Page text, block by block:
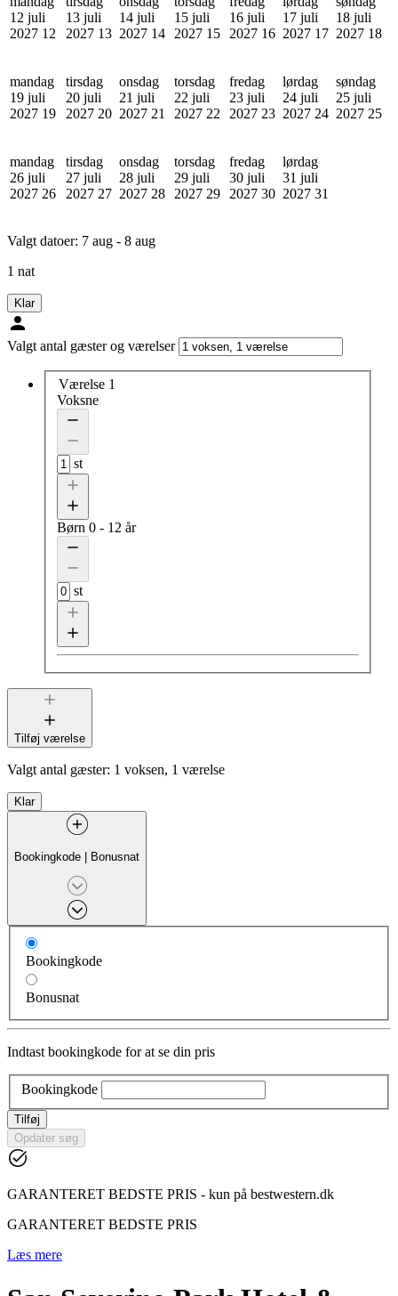
12 juli
2027 12
13 juli
2027 13
14 juli
2027 14
15 juli
2027 15
16 juli
2027 16
17 juli
2027 17
18 juli
2027 18
mandag
19 juli
2027 19
tirsdag
20 juli
2027 20
onsdag
21 juli
2027 21
torsdag
22 juli
2027 22
fredag
23 juli
2027 23
lørdag
24 juli
2027 24
søndag
25 juli
2027 25
mandag
26 juli
2027 26
tirsdag
27 juli
2027 27
onsdag
28 juli
2027 28
torsdag
29 juli
2027 29
fredag
30 juli
2027 30
lørdag
31 juli
2027 31
Valgt datoer: 7 aug - 8 aug
1 nat
Klar
Valgt antal gæster og værelser
Værelse 1
Voksne
st
Børn 0 - 12 år
st
Tilføj værelse
Valgt antal gæster: 1 voksen, 1 værelse
Klar
Bookingkode | Bonusnat
Bookingkode
Bonusnat
Indtast bookingkode for at se din pris
Bookingkode
Tilføj
Opdater søg
GARANTERET BEDSTE PRIS - kun på bestwestern.dk
GARANTERET BEDSTE PRIS
Læs mere